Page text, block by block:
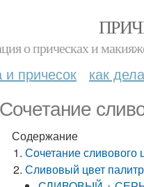
о прическах и
причесок как
Сочетание
Содержание
Сочетание сливового
Сливовый цвет